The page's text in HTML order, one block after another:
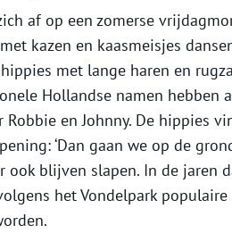
af op een zomerse
kazen en kaasmeisjes dansen
met lange haren en
Hollandse namen hebben
en Johnny. De hippies
‘Dan gaan we op de
ook blijven slapen. In de jaren
het Vondelpark